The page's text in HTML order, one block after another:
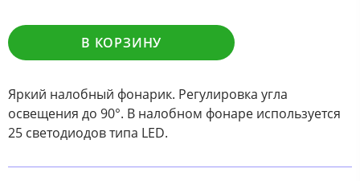
В КОРЗИНУ
Яркий налобный фонарик. Регулировка угла
освещения до 90°. В налобном фонаре используется
25 светодиодов типа LED.